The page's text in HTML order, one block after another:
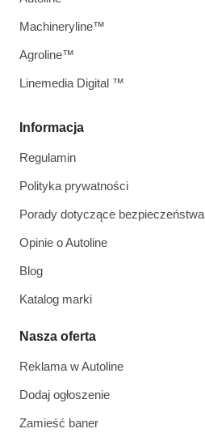
Informacja
Regulamin
Polityka prywatności
Porady dotyczące bezpieczeństwa
Opinie o Autoline
Blog
Katalog marki
Nasza oferta
Reklama w Autoline
Dodaj ogłoszenie
Zamieść baner
Machineryline™
Agroline™
Linemedia Digital ™